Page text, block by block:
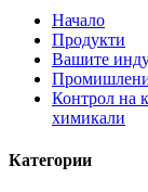
Начало
Продукти
Вашите
Контрол на
химикали
Категории